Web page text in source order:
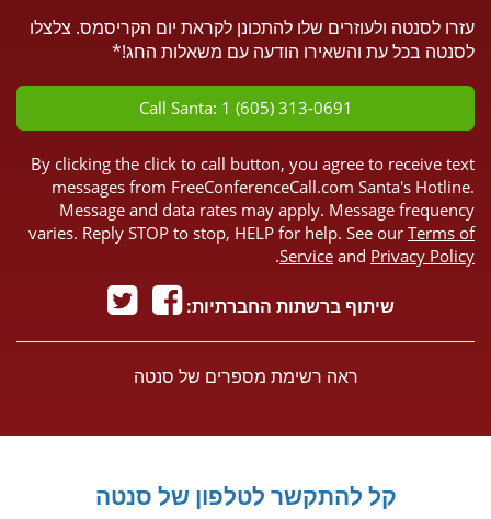
עזרו לסנטה ולעוזרים שלו להתכונן לקראת יום הקריסמס. צלצלו
לסנטה בכל עת והשאירו הודעה עם משאלות החג!*
Call Santa: 1 (605) 313-0691
By clicking the click to call button, you agree to receive text
messages from FreeConferenceCall.com Santa's Hotline.
Message and data rates may apply. Message frequency
varies. Reply STOP to stop, HELP for help. See our Terms of
Service and Privacy Policy
.
שיתוף ברשתות החברתיות:
ראה רשימת מספרים של סנטה
קל להתקשר לטלפון של סנטה